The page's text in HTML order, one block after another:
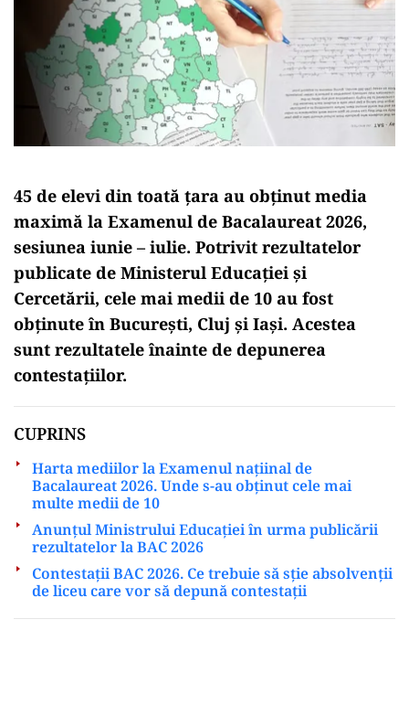
45 de elevi din toată țara au obținut media
maximă la Examenul de Bacalaureat 2026,
sesiunea iunie – iulie. Potrivit rezultatelor
publicate de Ministerul Educației și
Cercetării, cele mai medii de 10 au fost
obținute în București, Cluj și Iași. Acestea
sunt rezultatele înainte de depunerea
contestațiilor.
CUPRINS
Harta mediilor la Examenul națiinal de
Bacalaureat 2026. Unde s-au obținut cele mai
multe medii de 10
Anunțul Ministrului Educației în urma publicării
rezultatelor la BAC 2026
Contestații BAC 2026. Ce trebuie să sție absolvenții
de liceu care vor să depună contestații